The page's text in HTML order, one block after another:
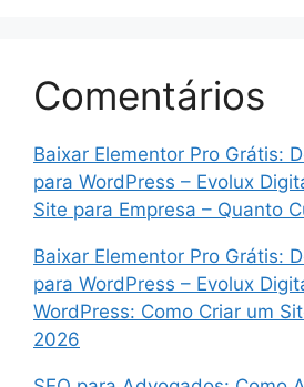
Comentários
Baixar Elementor Pro Grátis:
para WordPress – Evolux
Site para Empresa – Quanto
Baixar Elementor Pro Grátis:
para WordPress – Evolux
WordPress: Como Criar um
2026